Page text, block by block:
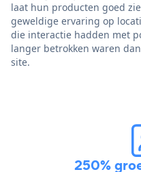
laat hun producten goed
geweldige ervaring op
die interactie hadden met
langer betrokken waren
site.
250%